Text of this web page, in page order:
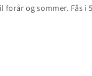
forår og sommer. Fås i